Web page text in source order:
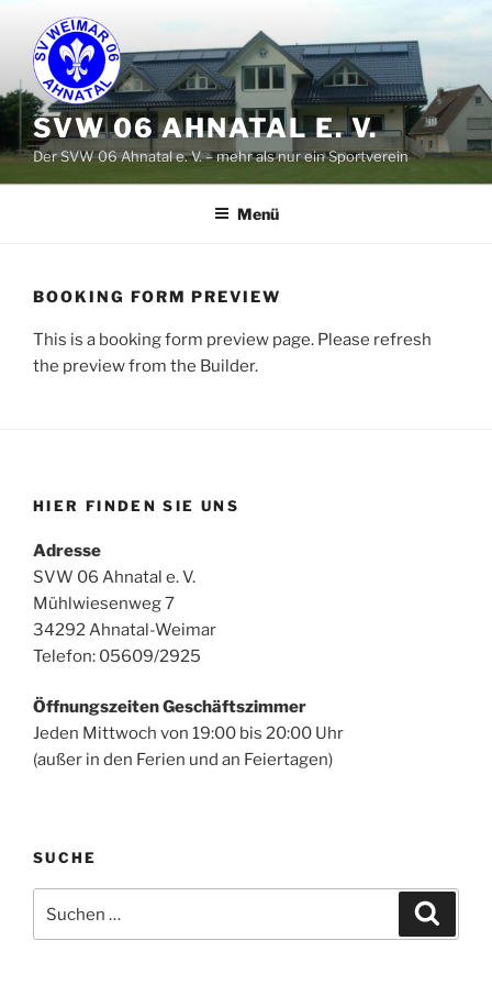
Inhalt
springen
SVW 06 AHNATAL E. V.
Der SVW 06 Ahnatal e. V. – mehr als nur ein Sportverein
Menü
BOOKING FORM PREVIEW
This is a booking form preview page. Please refresh
the preview from the Builder.
HIER FINDEN SIE UNS
Adresse
SVW 06 Ahnatal e. V.
Mühlwiesenweg 7
34292 Ahnatal-Weimar
Telefon: 05609/2925
Öffnungszeiten Geschäftszimmer
Jeden Mittwoch von 19:00 bis 20:00 Uhr
(außer in den Ferien und an Feiertagen)
SUCHE
nach: